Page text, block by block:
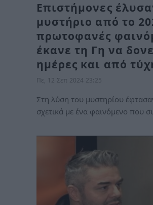
Επιστήμονες
μυστήριο από το
πρωτοφανές
έκανε τη Γη να
ημέρες και από
Πε, 12 Σεπ 2024 23:25
Στη λύση του μυστηρίου
σχετικά με ένα φαινόμενο που